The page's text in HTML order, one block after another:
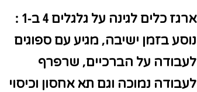
ארגז כלים לגינה על גלגלים 4 ב-1 :
נוסע בזמן ישיבה, מגיע עם ספוגים
לעבודה על הברכיים, שרפרף
לעבודה נמוכה וגם תא אחסון וכיסוי